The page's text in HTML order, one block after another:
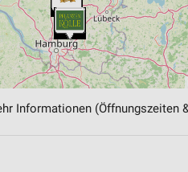
Informationen (Öffnungszeiten